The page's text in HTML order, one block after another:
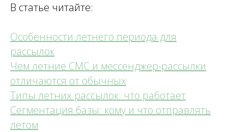
В статье читайте:
Особенности летнего периода для
рассылок
Чем летние СМС и мессенджер-рассылки
отличаются от обычных
Типы летних рассылок: что работает
Сегментация базы: кому и что отправлять
летом